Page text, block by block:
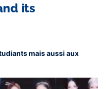
its
mais aussi aux